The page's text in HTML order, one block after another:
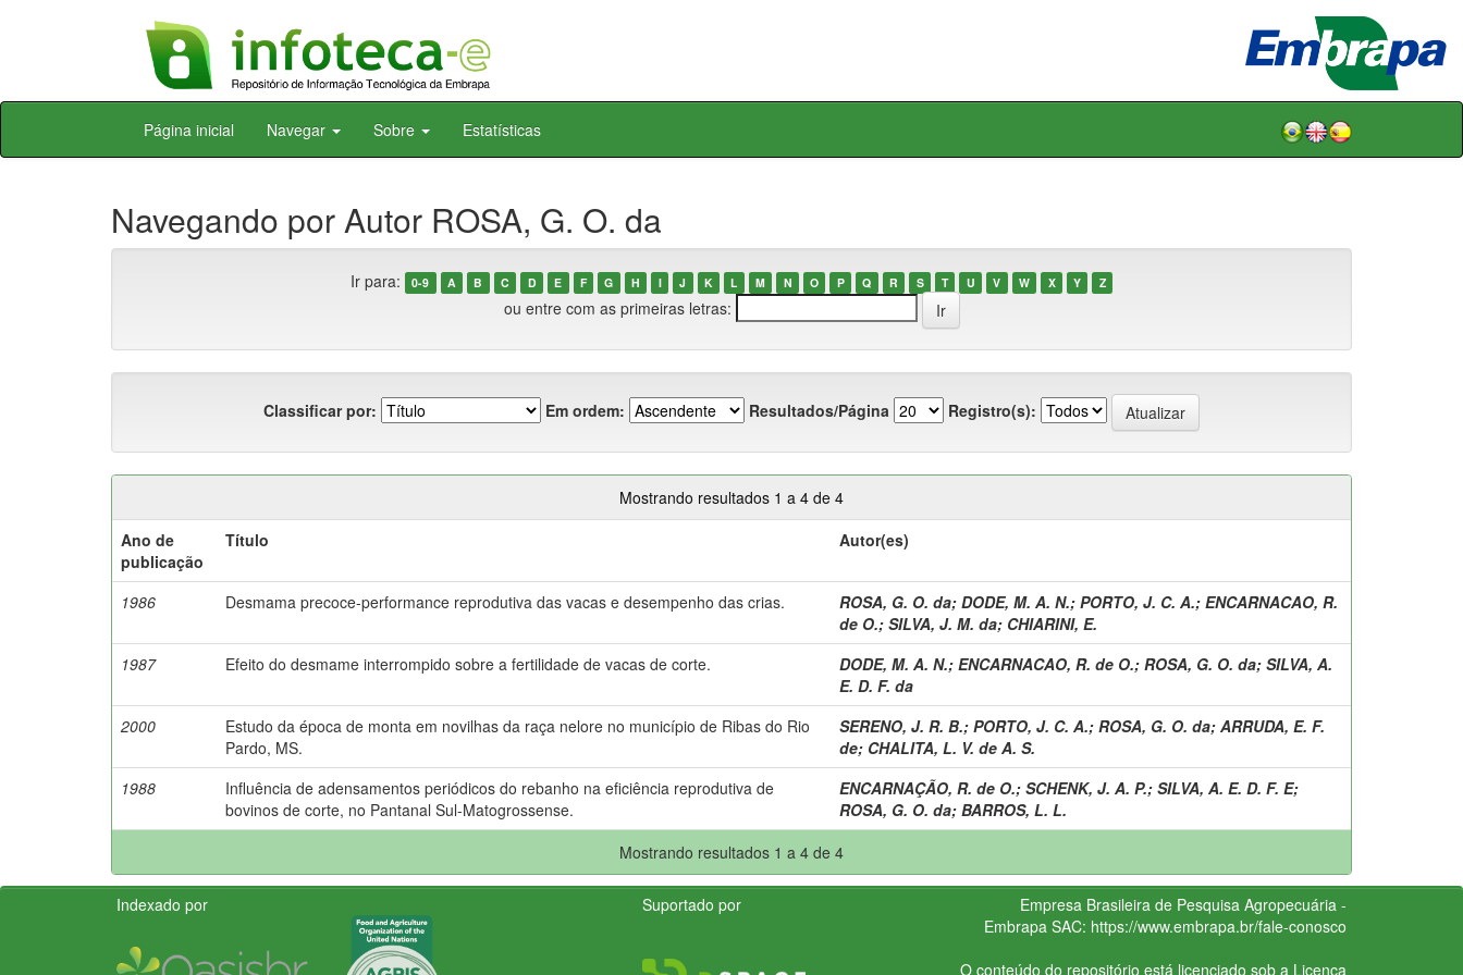
Skip
Página inicial Navegar Sobre Estatísticas
Navegando por Autor ROSA, G. O. da
Ir para: 0-9 A B C D E F G H I J K L M N O P Q R S T U V W X Y Z
ou entre com as primeiras letras:
Classificar por: Em ordem: Resultados/Página Registro(s):
Mostrando resultados 1 a 4 de 4
Ano de
publicação
Título Autor(es)
1986 Desmama precoce-performance reprodutiva das vacas e desempenho das crias. ROSA, G. O. da; DODE, M. A. N.; PORTO, J. C. A.; ENCARNACAO, R.
de O.; SILVA, J. M. da; CHIARINI, E.
1987
Efeito do desmame interrompido sobre a fertilidade de vacas de corte. DODE, M. A. N.; ENCARNACAO, R. de O.; ROSA, G. O. da; SILVA, A.
E. D. F. da
2000
Estudo da época de monta em novilhas da raça nelore no município de Ribas do Rio
Pardo, MS.
SERENO, J. R. B.; PORTO, J. C. A.; ROSA, G. O. da; ARRUDA, E. F.
de; CHALITA, L. V. de A. S.
1988
Influência de adensamentos periódicos do rebanho na eficiência reprodutiva de
bovinos de corte, no Pantanal Sul-Matogrossense.
ENCARNAÇÃO, R. de O.; SCHENK, J. A. P.; SILVA, A. E. D. F. E;
ROSA, G. O. da; BARROS, L. L.
Mostrando resultados 1 a 4 de 4
Indexado por Suportado por
Empresa Brasileira de Pesquisa Agropecuária -
Embrapa SAC: https://www.embrapa.br/fale-conosco
O conteúdo do repositório está licenciado sob a Licença